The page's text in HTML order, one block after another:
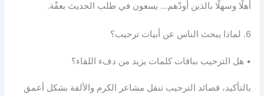
أهلًا وسهلًا بالذين أودّهم… يسعون في طلب الحديث بعفّة.
6. لماذا يبحث الناس عن أبيات ترحيب؟
• هل الترحيب بباقات كلمات يزيد من دفء اللقاء؟
بالتأكيد، قصائد الترحيب تنقل مشاعر الكرم والألفة بشكل أعمق